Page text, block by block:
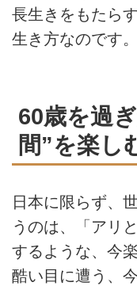
長生きをもたら
生き方なのです。
60歳を過
間”を楽し
日本に限らず、
うのは、「アリ
するような、今
酷い目に遭う、